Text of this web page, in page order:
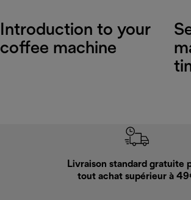
Introduction to your
coffee machine
Livraison standard gratuite
tout achat supérieur à